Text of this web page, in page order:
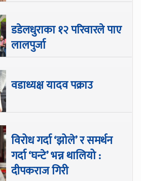
डडेलधुराका १२ परिवारले पाए
लालपुर्जा
वडाध्यक्ष यादव पक्राउ
विरोध गर्दा ‘झोले’ र समर्थन
गर्दा ‘घन्टे’ भन्न थालियो :
दीपकराज गिरी